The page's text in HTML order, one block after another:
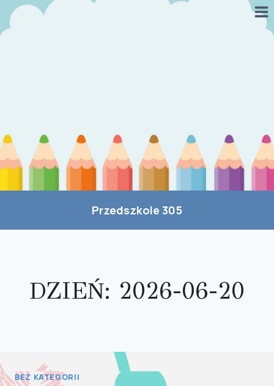
Przejdź
do
Przedszkole 305
DZIEŃ: 2026-06-20
BEZ KATEGORII